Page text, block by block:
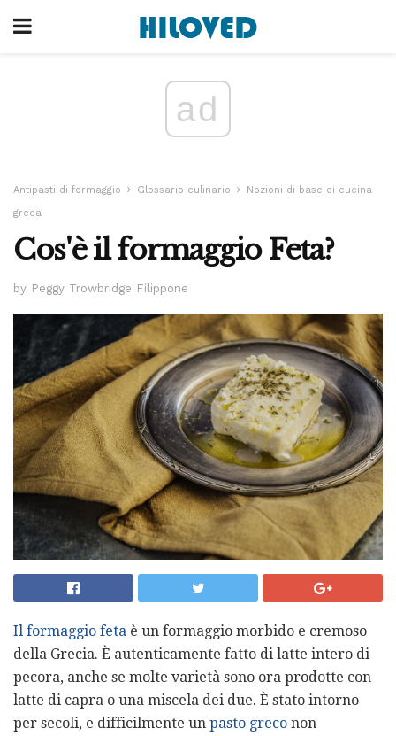
ad
Antipasti di formaggio Glossario culinario
Nozioni di base di cucina
greca
Cos'è il formaggio Feta?
by Peggy Trowbridge Filippone
Il formaggio feta è un formaggio morbido e cremoso
della Grecia. È autenticamente fatto di latte intero di
pecora, anche se molte varietà sono ora prodotte con
latte di capra o una miscela dei due. È stato intorno
per secoli, e difficilmente un pasto greco non